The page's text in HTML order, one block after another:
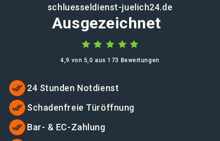
schluesseldienst-juelich24.de
Ausgezeichnet
4,9 von 5,0 aus 173 Bewertungen
24 Stunden Notdienst
Schadenfreie Türöffnung
Bar- & EC-Zahlung